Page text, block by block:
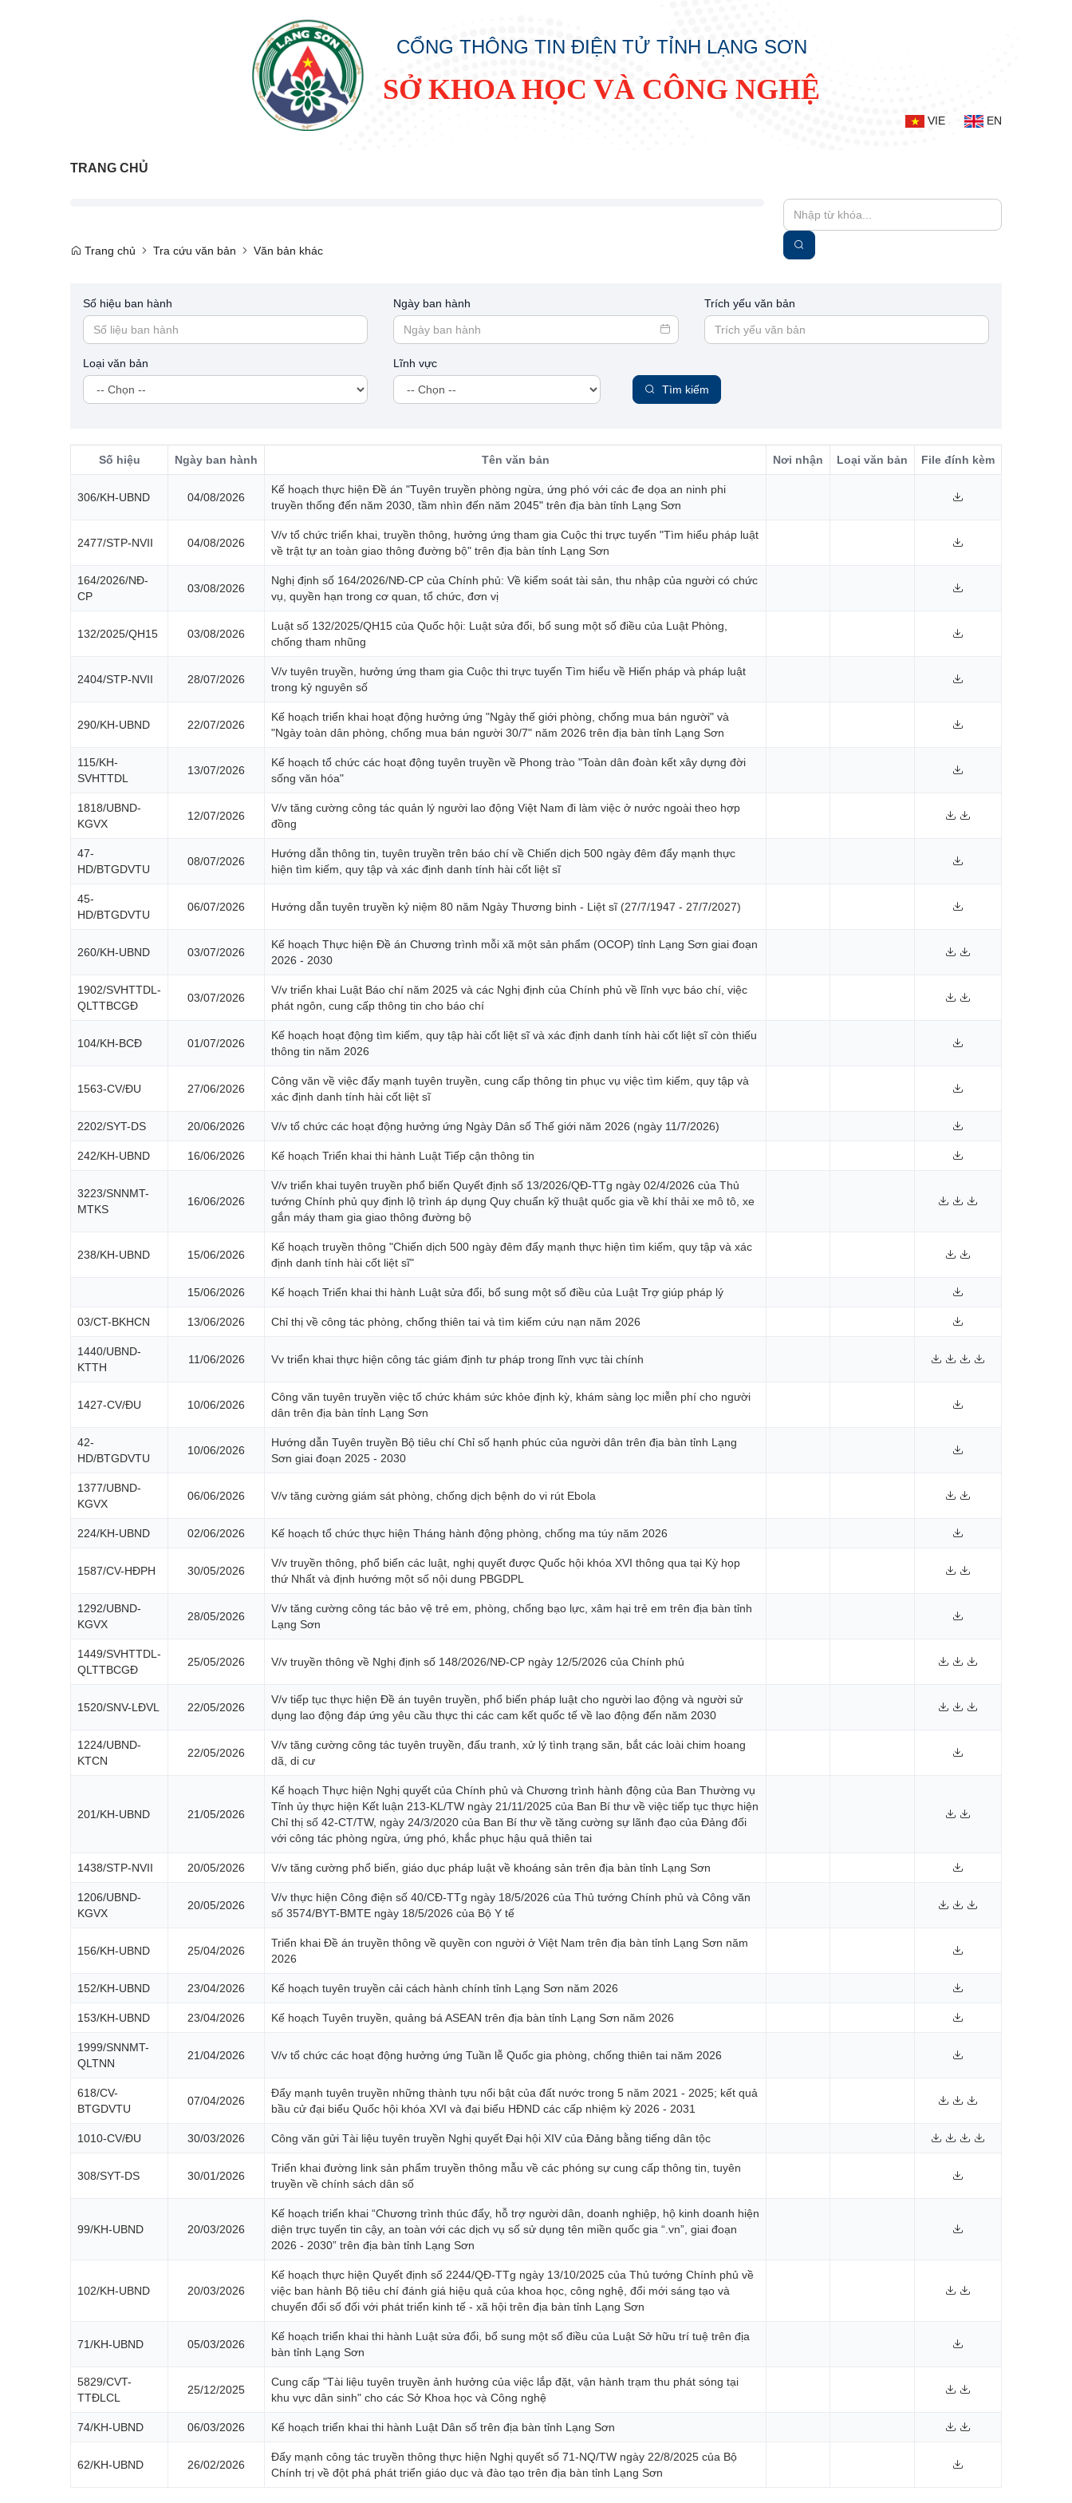
CỔNG THÔNG TIN ĐIỆN TỬ TỈNH LẠNG SƠN
SỞ KHOA HỌC VÀ CÔNG NGHỆ
VIE EN
TRANG CHỦ
Trang chủ Tra cứu văn bản Văn bản khác
Số hiệu ban hành Ngày ban hành Trích yếu văn bản
Loại văn bản Lĩnh vực
Tìm kiếm
Số hiệu Ngày ban hành Tên văn bản Nơi nhận Loại văn bản File đính kèm
306/KH-UBND 04/08/2026
Kế hoạch thực hiện Đề án "Tuyên truyền phòng ngừa, ứng phó với các đe dọa an ninh phi
truyền thống đến năm 2030, tầm nhìn đến năm 2045" trên địa bàn tỉnh Lạng Sơn
2477/STP-NVII 04/08/2026
V/v tổ chức triển khai, truyền thông, hưởng ứng tham gia Cuộc thi trực tuyến "Tìm hiểu pháp luật
về trật tự an toàn giao thông đường bộ" trên địa bàn tỉnh Lạng Sơn
164/2026/NĐ-
CP
03/08/2026
Nghị định số 164/2026/NĐ-CP của Chính phủ: Về kiểm soát tài sản, thu nhập của người có chức
vụ, quyền hạn trong cơ quan, tổ chức, đơn vị
132/2025/QH15 03/08/2026
Luật số 132/2025/QH15 của Quốc hội: Luật sửa đổi, bổ sung một số điều của Luật Phòng,
chống tham nhũng
2404/STP-NVII 28/07/2026
V/v tuyên truyền, hưởng ứng tham gia Cuộc thi trực tuyến Tìm hiểu về Hiến pháp và pháp luật
trong kỷ nguyên số
290/KH-UBND 22/07/2026
Kế hoạch triển khai hoạt động hưởng ứng "Ngày thế giới phòng, chống mua bán người" và
"Ngày toàn dân phòng, chống mua bán người 30/7" năm 2026 trên địa bàn tỉnh Lạng Sơn
115/KH-
SVHTTDL
13/07/2026
Kế hoạch tổ chức các hoạt động tuyên truyền về Phong trào "Toàn dân đoàn kết xây dựng đời
sống văn hóa"
1818/UBND-
KGVX
12/07/2026
V/v tăng cường công tác quản lý người lao động Việt Nam đi làm việc ở nước ngoài theo hợp
đồng
47-
HD/BTGDVTU
08/07/2026
Hướng dẫn thông tin, tuyên truyền trên báo chí về Chiến dịch 500 ngày đêm đẩy mạnh thực
hiện tìm kiếm, quy tập và xác định danh tính hài cốt liệt sĩ
45-
HD/BTGDVTU
06/07/2026 Hướng dẫn tuyên truyền kỷ niệm 80 năm Ngày Thương binh - Liệt sĩ (27/7/1947 - 27/7/2027)
260/KH-UBND 03/07/2026
Kế hoạch Thực hiện Đề án Chương trình mỗi xã một sản phẩm (OCOP) tỉnh Lạng Sơn giai đoạn
2026 - 2030
1902/SVHTTDL-
QLTTBCGĐ
03/07/2026
V/v triển khai Luật Báo chí năm 2025 và các Nghị định của Chính phủ về lĩnh vực báo chí, việc
phát ngôn, cung cấp thông tin cho báo chí
104/KH-BCĐ 01/07/2026
Kế hoạch hoạt động tìm kiếm, quy tập hài cốt liệt sĩ và xác định danh tính hài cốt liệt sĩ còn thiếu
thông tin năm 2026
1563-CV/ĐU 27/06/2026
Công văn về việc đẩy mạnh tuyên truyền, cung cấp thông tin phục vụ việc tìm kiếm, quy tập và
xác định danh tính hài cốt liệt sĩ
2202/SYT-DS 20/06/2026 V/v tổ chức các hoạt động hưởng ứng Ngày Dân số Thế giới năm 2026 (ngày 11/7/2026)
242/KH-UBND 16/06/2026 Kế hoạch Triển khai thi hành Luật Tiếp cận thông tin
3223/SNNMT-
MTKS
16/06/2026
V/v triển khai tuyên truyền phổ biến Quyết định số 13/2026/QĐ-TTg ngày 02/4/2026 của Thủ
tướng Chính phủ quy định lộ trình áp dụng Quy chuẩn kỹ thuật quốc gia về khí thải xe mô tô, xe
gắn máy tham gia giao thông đường bộ
238/KH-UBND 15/06/2026
Kế hoạch truyền thông "Chiến dịch 500 ngày đêm đẩy mạnh thực hiện tìm kiếm, quy tập và xác
định danh tính hài cốt liệt sĩ"
15/06/2026 Kế hoạch Triển khai thi hành Luật sửa đổi, bổ sung một số điều của Luật Trợ giúp pháp lý
03/CT-BKHCN 13/06/2026 Chỉ thị về công tác phòng, chống thiên tai và tìm kiếm cứu nạn năm 2026
1440/UBND-
KTTH
11/06/2026 Vv triển khai thực hiện công tác giám định tư pháp trong lĩnh vực tài chính
1427-CV/ĐU 10/06/2026
Công văn tuyên truyền việc tổ chức khám sức khỏe định kỳ, khám sàng lọc miễn phí cho người
dân trên địa bàn tỉnh Lạng Sơn
42-
HD/BTGDVTU
10/06/2026
Hướng dẫn Tuyên truyền Bộ tiêu chí Chỉ số hạnh phúc của người dân trên địa bàn tỉnh Lạng
Sơn giai đoạn 2025 - 2030
1377/UBND-
KGVX
06/06/2026 V/v tăng cường giám sát phòng, chống dịch bệnh do vi rút Ebola
224/KH-UBND 02/06/2026 Kế hoạch tổ chức thực hiện Tháng hành động phòng, chống ma túy năm 2026
1587/CV-HĐPH 30/05/2026
V/v truyền thông, phổ biến các luật, nghị quyết được Quốc hội khóa XVI thông qua tại Kỳ họp
thứ Nhất và định hướng một số nội dung PBGDPL
1292/UBND-
KGVX
28/05/2026
V/v tăng cường công tác bảo vệ trẻ em, phòng, chống bạo lực, xâm hại trẻ em trên địa bàn tỉnh
Lạng Sơn
1449/SVHTTDL-
QLTTBCGĐ
25/05/2026 V/v truyền thông về Nghị định số 148/2026/NĐ-CP ngày 12/5/2026 của Chính phủ
1520/SNV-LĐVL 22/05/2026
V/v tiếp tục thực hiện Đề án tuyên truyền, phổ biến pháp luật cho người lao động và người sử
dụng lao động đáp ứng yêu cầu thực thi các cam kết quốc tế về lao động đến năm 2030
1224/UBND-
KTCN
22/05/2026
V/v tăng cường công tác tuyên truyền, đấu tranh, xử lý tình trạng săn, bắt các loài chim hoang
dã, di cư
201/KH-UBND 21/05/2026
Kế hoạch Thực hiện Nghị quyết của Chính phủ và Chương trình hành động của Ban Thường vụ
Tỉnh ủy thực hiện Kết luận 213-KL/TW ngày 21/11/2025 của Ban Bí thư về việc tiếp tục thực hiện
Chỉ thị số 42-CT/TW, ngày 24/3/2020 của Ban Bí thư về tăng cường sự lãnh đạo của Đảng đối
với công tác phòng ngừa, ứng phó, khắc phục hậu quả thiên tai
1438/STP-NVII 20/05/2026 V/v tăng cường phổ biến, giáo dục pháp luật về khoáng sản trên địa bàn tỉnh Lạng Sơn
1206/UBND-
KGVX
20/05/2026
V/v thực hiện Công điện số 40/CĐ-TTg ngày 18/5/2026 của Thủ tướng Chính phủ và Công văn
số 3574/BYT-BMTE ngày 18/5/2026 của Bộ Y tế
156/KH-UBND 25/04/2026
Triển khai Đề án truyền thông về quyền con người ở Việt Nam trên địa bàn tỉnh Lạng Sơn năm
2026
152/KH-UBND 23/04/2026 Kế hoạch tuyên truyền cải cách hành chính tỉnh Lạng Sơn năm 2026
153/KH-UBND 23/04/2026 Kế hoạch Tuyên truyền, quảng bá ASEAN trên địa bàn tỉnh Lạng Sơn năm 2026
1999/SNNMT-
QLTNN
21/04/2026 V/v tổ chức các hoạt động hưởng ứng Tuần lễ Quốc gia phòng, chống thiên tai năm 2026
618/CV-
BTGDVTU
07/04/2026
Đẩy mạnh tuyên truyền những thành tựu nổi bật của đất nước trong 5 năm 2021 - 2025; kết quả
bầu cử đại biểu Quốc hội khóa XVI và đại biểu HĐND các cấp nhiệm kỳ 2026 - 2031
1010-CV/ĐU 30/03/2026 Công văn gửi Tài liệu tuyên truyền Nghị quyết Đại hội XIV của Đảng bằng tiếng dân tộc
308/SYT-DS 30/01/2026
Triển khai đường link sản phẩm truyền thông mẫu về các phóng sự cung cấp thông tin, tuyên
truyền về chính sách dân số
99/KH-UBND 20/03/2026
Kế hoạch triển khai “Chương trình thúc đẩy, hỗ trợ người dân, doanh nghiệp, hộ kinh doanh hiện
diện trực tuyến tin cậy, an toàn với các dịch vụ số sử dụng tên miền quốc gia “.vn”, giai đoạn
2026 - 2030” trên địa bàn tỉnh Lạng Sơn
102/KH-UBND 20/03/2026
Kế hoạch thực hiện Quyết định số 2244/QĐ-TTg ngày 13/10/2025 của Thủ tướng Chính phủ về
việc ban hành Bộ tiêu chí đánh giá hiệu quả của khoa học, công nghệ, đổi mới sáng tạo và
chuyển đổi số đối với phát triển kinh tế - xã hội trên địa bàn tỉnh Lạng Sơn
71/KH-UBND 05/03/2026
Kế hoạch triển khai thi hành Luật sửa đổi, bổ sung một số điều của Luật Sở hữu trí tuệ trên địa
bàn tỉnh Lạng Sơn
5829/CVT-
TTĐLCL
25/12/2025
Cung cấp "Tài liệu tuyên truyền ảnh hưởng của việc lắp đặt, vận hành trạm thu phát sóng tại
khu vực dân sinh" cho các Sở Khoa học và Công nghệ
74/KH-UBND 06/03/2026 Kế hoạch triển khai thi hành Luật Dân số trên địa bàn tỉnh Lạng Sơn
62/KH-UBND 26/02/2026
Đẩy mạnh công tác truyền thông thực hiện Nghị quyết số 71-NQ/TW ngày 22/8/2025 của Bộ
Chính trị về đột phá phát triển giáo dục và đào tạo trên địa bàn tỉnh Lạng Sơn